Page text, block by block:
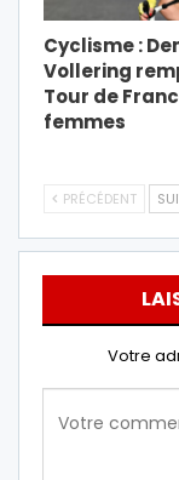
Cyclisme :
Vollering
Tour de
femmes
PRÉCÉDENT
Votre